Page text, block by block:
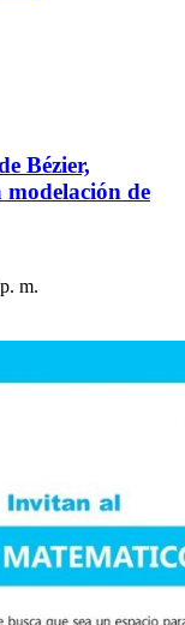
Bézier,
de
m.